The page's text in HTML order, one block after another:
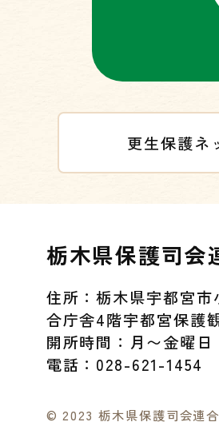
更生保護ネ
栃木県保護司会
住所：栃木県宇都宮
合庁舎4階宇都宮保護
開所時間：月〜金曜日
電話：028-621-1454
©︎ 2023 栃木県保護司会連